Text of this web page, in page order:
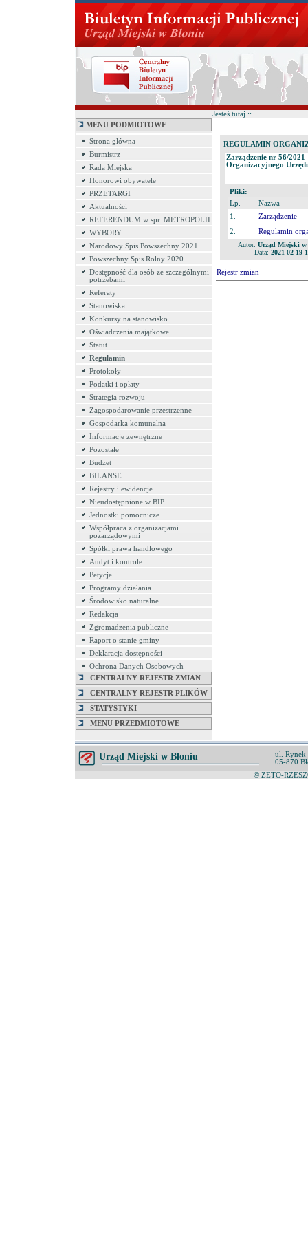
MENU PODMIOTOWE
Strona główna
Burmistrz
Rada Miejska
Honorowi obywatele
PRZETARGI
Aktualności
REFERENDUM w spr. METROPOLII
WYBORY
Narodowy Spis Powszechny 2021
Powszechny Spis Rolny 2020
Dostępność dla osób ze szczególnymi
potrzebami
Referaty
Stanowiska
Konkursy na stanowisko
Oświadczenia majątkowe
Statut
Regulamin
Protokoły
Podatki i opłaty
Strategia rozwoju
Zagospodarowanie przestrzenne
Gospodarka komunalna
Informacje zewnętrzne
Pozostałe
Budżet
BILANSE
Rejestry i ewidencje
Nieudostępnione w BIP
Jednostki pomocnicze
Współpraca z organizacjami
pozarządowymi
Spółki prawa handlowego
Audyt i kontrole
Petycje
Programy działania
Środowisko naturalne
Redakcja
Zgromadzenia publiczne
Raport o stanie gminy
Deklaracja dostępności
Ochrona Danych Osobowych
CENTRALNY REJESTR ZMIAN
CENTRALNY REJESTR PLIKÓW
STATYSTYKI
MENU PRZEDMIOTOWE
Jesteś tutaj ::
REGULAMIN
Zarządzenie nr 56/
Organizacyjnego
Pliki:
Lp.
Nazwa
1.
Zarządzenie
2.
Regulamin
Autor: Urząd Miejski w
Data: 2021-02-19
Rejestr zmian
Urząd Miejski w Błoniu
ul. Rynek
05-870
© ZETO-